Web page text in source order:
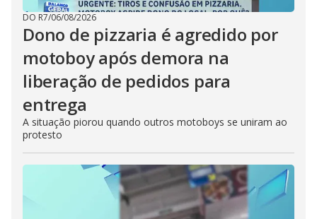
DO R7/06/08/2026
Dono de pizzaria é agredido por
motoboy após demora na
liberação de pedidos para
entrega
A situação piorou quando outros motoboys se uniram ao
protesto